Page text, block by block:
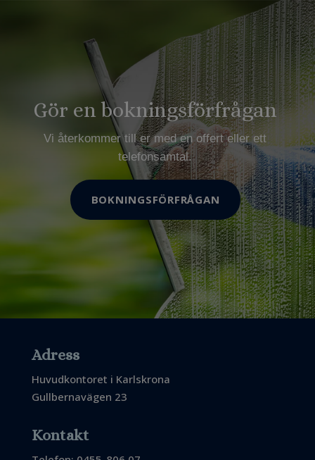
Gör en bokningsförfrågan
Vi återkommer till er med en offert eller ett
telefonsamtal.
BOKNINGSFÖRFRÅGAN
Adress
Huvudkontoret i Karlskrona
Gullbernavägen 23
Kontakt